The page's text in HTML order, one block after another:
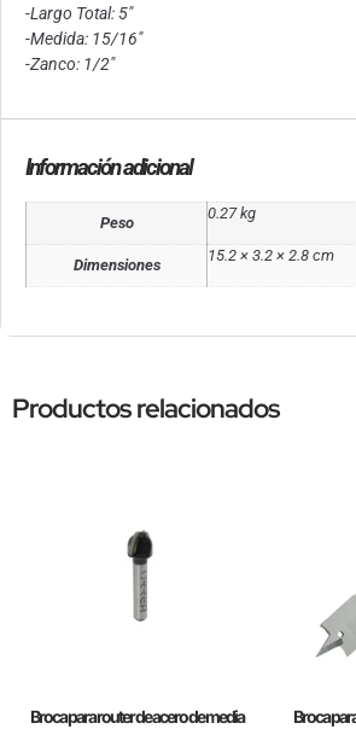
-Largo Total: 5″
-Medida: 15/16″
-Zanco: 1/2″
Información adicional
Peso
0.27 kg
Dimensiones
15.2 × 3.2 × 2.8 cm
Productos relacionados
Broca para router de acero de media
Broca